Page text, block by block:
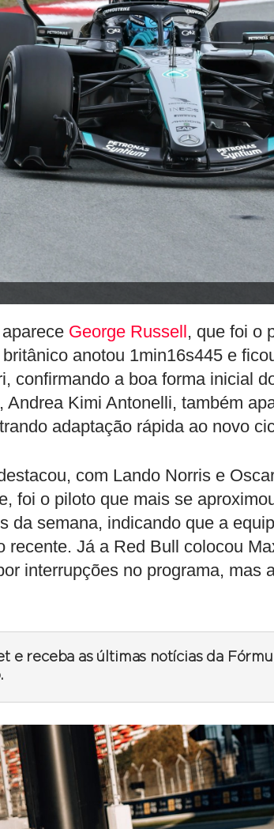
George Russell, que foi o
anotou 1min16s445 e
confirmando a boa forma inicial
Andrea Kimi Antonelli, também
adaptação rápida ao novo
com Lando Norris e
foi o piloto que mais se
da semana, indicando que a
recente. Já a Red Bull colocou
interrupções no programa, mas
e receba as últimas notícias da